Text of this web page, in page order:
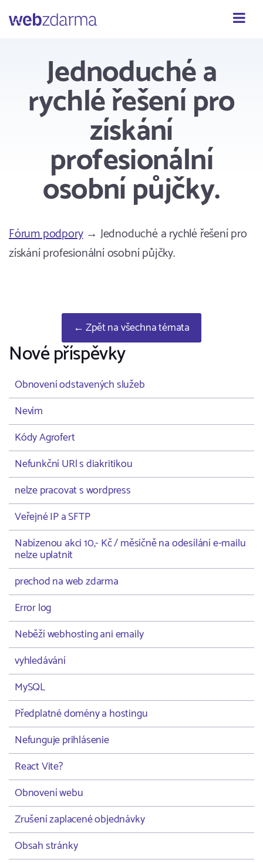
Webzdarma
Jednoduché a
rychlé řešení pro
získání
profesionální
osobní půjčky.
Fórum podpory→ Jednoduché a rychlé řešení pro
získání profesionální osobní půjčky.
← Zpět na všechna témata
Nové příspěvky
Obnovení odstavených služeb
Nevím
Kódy Agrofert
Nefunkční URl s diakritikou
nelze pracovat s wordpress
Veřejné IP a SFTP
Nabízenou akci 10,- Kč / měsíčně na odesílání e-mailu
nelze uplatnit
prechod na web zdarma
Error log
Neběží webhosting ani emaily
vyhledávání
MySQL
Předplatné domény a hostingu
Nefunguje prihlásenie
React Vite?
Obnovení webu
Zrušení zaplacené objednávky
Obsah stránky